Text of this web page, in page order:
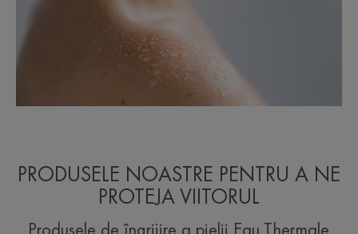
PRODUSELE NOASTRE PENTRU A NE
PROTEJA VIITORUL
Produsele de îngrijire a pielii Eau Thermale